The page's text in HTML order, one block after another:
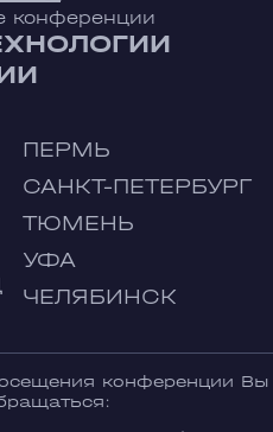
конференции
ПЕРМЬ
САНКТ-ПЕТЕРБУРГ
ТЮМЕНЬ
УФА
ЧЕЛЯБИНСК
конференции Вы